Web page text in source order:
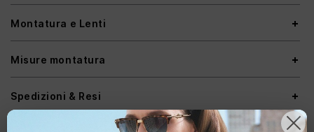
Montatura e Lenti
Misure montatura
Spedizioni & Resi